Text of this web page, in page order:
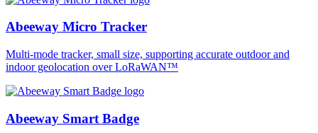
Abeeway Micro Tracker
Multi-mode tracker, small size, supporting accurate outdoor and
indoor geolocation over LoRaWAN™
Abeeway Smart Badge